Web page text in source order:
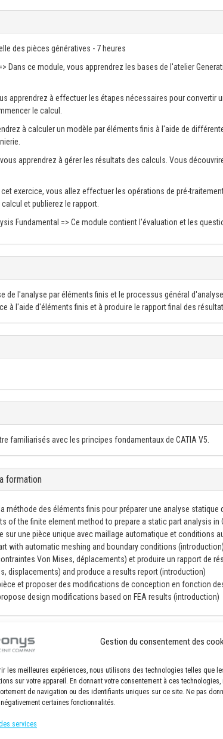
Gestion du consentement des
les meilleures expériences, nous utilisons des technologies telles que
sur votre appareil. En donnant votre consentement à ces
de navigation ou des identifiants uniques sur ce site. Ne pas
certaines fonctionnalités.
services
des pièces génératives - 7 heures
Dans ce module, vous apprendrez les bases de l'atelier
apprendrez à effectuer les étapes nécessaires pour convertir
le calcul.
à calculer un modèle par éléments finis à l'aide de
apprendrez à gérer les résultats des calculs. Vous
exercice, vous allez effectuer les opérations de pré-
et publierez le rapport.
Fundamental => Ce module contient l'évaluation et les
de l'analyse par éléments finis et le processus général
à l'aide d'éléments finis et à produire le rapport final des
familiarisés avec les principes fondamentaux de CATIA V5.
formation
méthode des éléments finis pour préparer une analyse statique
of the finite element method to prepare a static part analysis in
sur une pièce unique avec maillage automatique et conditions
with automatic meshing and boundary conditions (introduction)
Von Mises, déplacements) et produire un rapport de
displacements) and produce a results report (introduction)
et proposer des modifications de conception en fonction
design modifications based on FEA results (introduction)
équipée de 8 postes de travail ergonomiques avec
définition pour une visualisation optimale des supports de
présentiel et 6 personnes maximum par session en distanciel
du formateur et favorisant les échanges entre
les discussions approfondies et un suivi individuel des